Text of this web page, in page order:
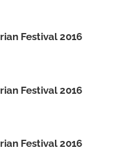
Festival 2016
Festival 2016
Festival 2016